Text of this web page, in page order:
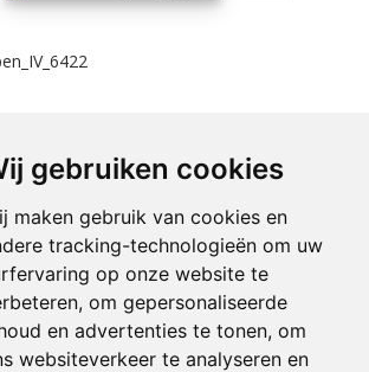
gebruiken cookies
maken gebruik van cookies en
tracking-technologieën om uw
op onze website te
om gepersonaliseerde
en advertenties te tonen, om
websiteverkeer te analyseren en